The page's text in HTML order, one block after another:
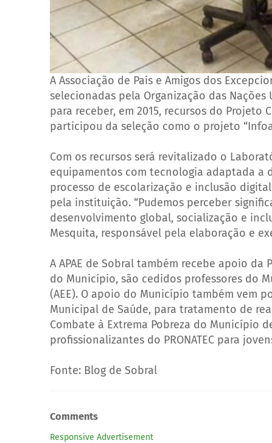
A Associação de Pais e Amigos dos
selecionadas pela Organização das Nações
para receber, em 2015, recursos do Projeto
participou da seleção como o projeto
Com os recursos será revitalizado o
equipamentos com tecnologia adaptada a
processo de escolarização e inclusão
pela instituição. “Pudemos perceber
desenvolvimento global, socialização e
Mesquita, responsável pela elaboração e
A APAE de Sobral também recebe apoio
do Município, são cedidos professores do
(AEE). O apoio do Município também vem
Municipal de Saúde, para tratamento de
Combate à Extrema Pobreza do Município
profissionalizantes do PRONATEC para
Fonte: Blog de Sobral
Comments
Responsive Advertisement